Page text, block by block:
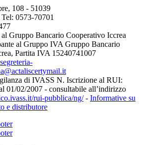
108 - 51039
0573-70701
al Gruppo Bancario Cooperativo Iccrea
al Gruppo IVA Gruppo Bancario
Partita IVA 15240741007
segreteria-
di IVASS N. Iscrizione al RUI:
01/02/2007 - consultabile all’indirizzo
rui-pubblica/ng/- Informative su
e distributore